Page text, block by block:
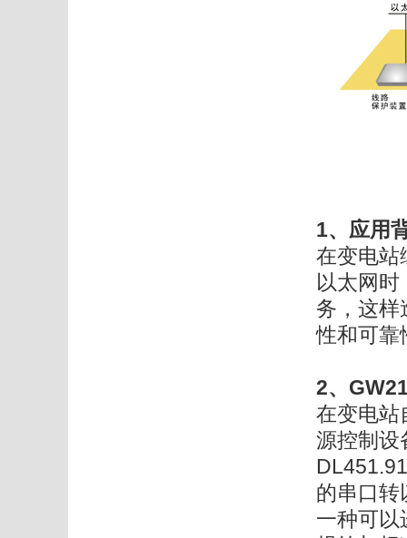
1、应用
在变电站
以太网
务，这样
性和可靠
2、
在变电站
源控制设
的串口转
一种可以